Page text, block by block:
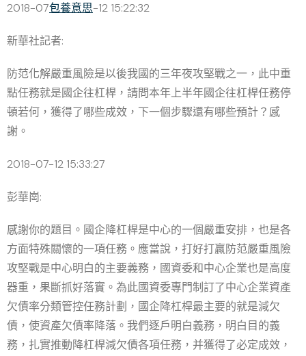
2018-07包養意思-12 15:22:32
新華社記者:
防范化解嚴重風險是以後我國的三年夜攻堅戰之一，此中重
點任務就是國企往杠桿，請問本年上半年國企往杠桿任務停
頓若何，獲得了哪些成效，下一個步驟還有哪些預計？感
謝。
2018-07-12 15:33:27
彭華崗:
感謝你的題目。國企降杠桿是中心的一個嚴重安排，也是各
方面特殊關懷的一項任務。應當說，打好打贏防范嚴重風險
攻堅戰是中心明白的主要義務，國資委和中心企業也是高度
器重，果斷抓好落實。為此國資委專門制訂了中心企業資產
欠債率分類管控任務計劃，國企降杠桿最主要的就是減欠
債，使資產欠債率降落。我們逐戶明白義務，明白目的義
務，扎實推動降杠桿減欠債各項任務，并獲得了必定成效，